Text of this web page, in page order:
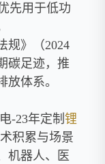
先用于低功
规》（2024
碳足迹，推
体系。
-23年定制 锂
积累与场景
机器人、医